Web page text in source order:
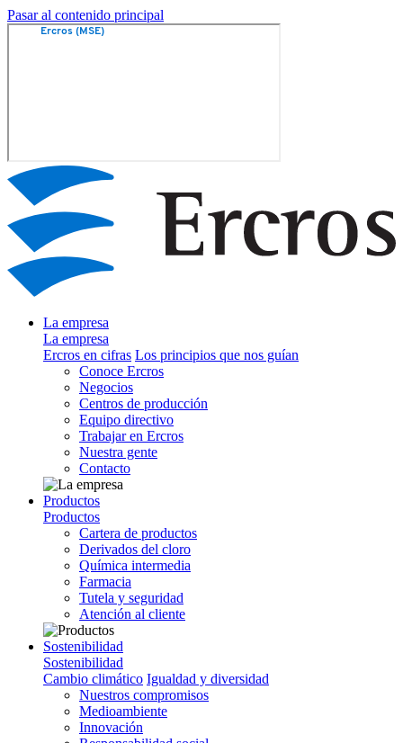
Pasar al contenido principal
La empresa
La empresa
Ercros en cifras Los principios que nos guían
Conoce Ercros
Negocios
Centros de producción
Equipo directivo
Trabajar en Ercros
Nuestra gente
Contacto
Productos
Productos
Cartera de productos
Derivados del cloro
Química intermedia
Farmacia
Tutela y seguridad
Atención al cliente
Sostenibilidad
Sostenibilidad
Cambio climático Igualdad y diversidad
Nuestros compromisos
Medioambiente
Innovación